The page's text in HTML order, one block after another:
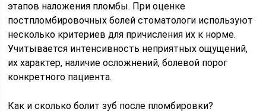
этапов наложения пломбы. При оценке
постпломбировочных болей стоматологи используют
несколько критериев для причисления их к норме.
Учитывается интенсивность неприятных ощущений,
их характер, наличие осложнений, болевой порог
конкретного пациента.
Как и сколько болит зуб после пломбировки?